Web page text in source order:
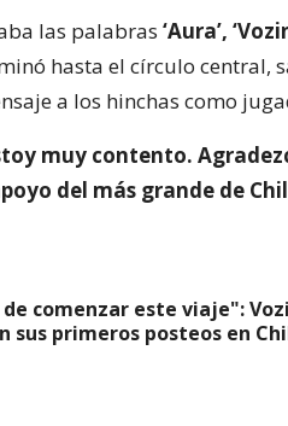
las palabras ‘Aura’,
hasta el círculo central,
a los hinchas como
muy contento.
del más grande de
comenzar este viaje":
sus primeros posteos en